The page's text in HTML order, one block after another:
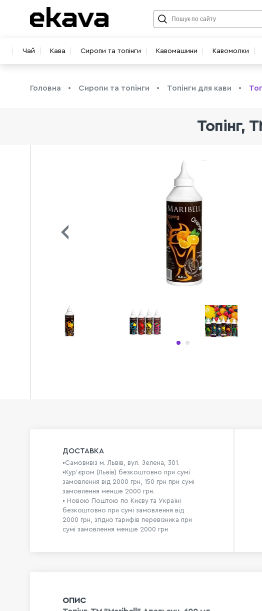
Чай Кава Сиропи та топінги Кавомашини Кавомолки
Головна Сиропи та топінги Топінги для кави
Топінг,
ДОСТАВКА
•Самовивіз м. Львів, вул. Зелена, 301.
•Кур'єром (Львів) безкоштовно при сумі
замовлення від 2000 грн, 150 грн при сумі
замовлення менше 2000 грн.
• Новою Поштою по Києву та Україні
безкоштовно при сумі замовлення від
2000 грн, згідно тарифів перевізника при
сумі замовлення менше 2000 грн
ОПИС